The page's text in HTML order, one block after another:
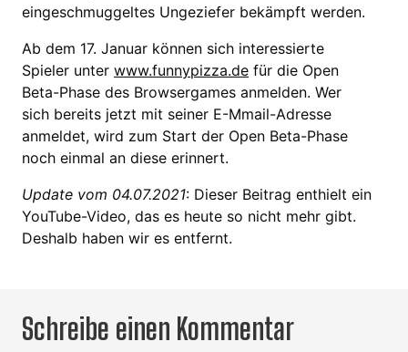
eingeschmuggeltes Ungeziefer bekämpft werden.
Ab dem 17. Januar können sich interessierte
Spieler unter www.funnypizza.de für die Open
Beta-Phase des Browsergames anmelden. Wer
sich bereits jetzt mit seiner E-Mmail-Adresse
anmeldet, wird zum Start der Open Beta-Phase
noch einmal an diese erinnert.
Update vom 04.07.2021: Dieser Beitrag enthielt ein
YouTube-Video, das es heute so nicht mehr gibt.
Deshalb haben wir es entfernt.
Schreibe einen Kommentar